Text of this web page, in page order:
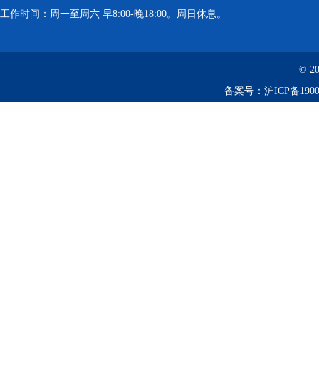
工作时间：周一至周六 早8:00-晚18:00。周日休息。
©
备案号： 沪ICP备